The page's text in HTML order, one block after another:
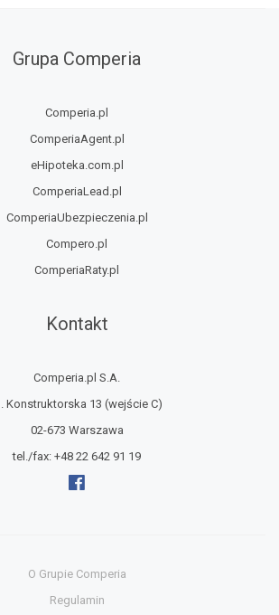
Grupa Comperia
Comperia.pl
ComperiaAgent.pl
eHipoteka.com.pl
ComperiaLead.pl
ComperiaUbezpieczenia.pl
Compero.pl
ComperiaRaty.pl
Kontakt
Comperia.pl S.A.
Konstruktorska 13 (wejście C)
02-673 Warszawa
tel./fax: +48 22 642 91 19
O Grupie Comperia
Regulamin